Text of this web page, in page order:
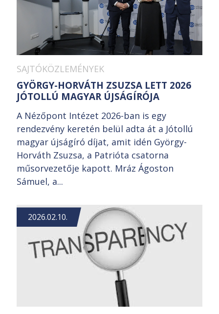
SAJTÓKÖZLEMÉNYEK
GYÖRGY-HORVÁTH ZSUZSA LETT 2026
JÓTOLLÚ MAGYAR ÚJSÁGÍRÓJA
A Nézőpont Intézet 2026-ban is egy
rendezvény keretén belül adta át a Jótollú
magyar újságíró díjat, amit idén György-
Horváth Zsuzsa, a Patrióta csatorna
műsorvezetője kapott. Mráz Ágoston
Sámuel, a...
2026.02.10.